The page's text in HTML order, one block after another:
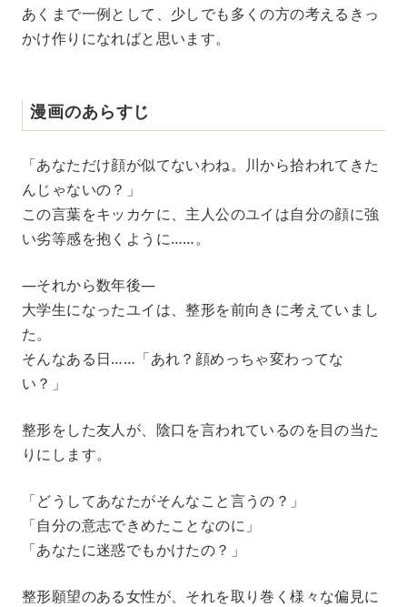
あくまで一例として、少しでも多くの方の考えるきっ
かけ作りになればと思います。
漫画のあらすじ
「あなただけ顔が似てないわね。川から拾われてきた
んじゃないの？」
この言葉をキッカケに、主人公のユイは自分の顔に強
い劣等感を抱くように……。
―それから数年後―
大学生になったユイは、整形を前向きに考えていまし
た。
そんなある日……「あれ？顔めっちゃ変わってな
い？」
整形をした友人が、陰口を言われているのを目の当た
りにします。
「どうしてあなたがそんなこと言うの？」
「自分の意志できめたことなのに」
「あなたに迷惑でもかけたの？」
整形願望のある女性が、それを取り巻く様々な偏見に